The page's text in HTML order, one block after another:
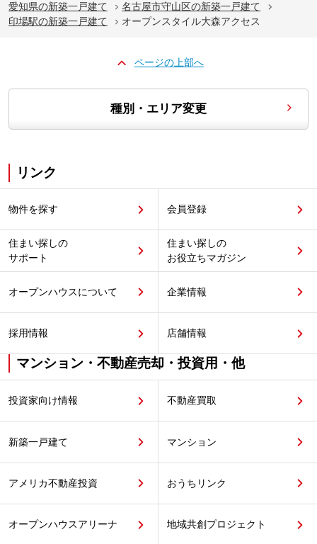
愛知県の新築一戸建て
名古屋市守山区の新築一戸建て
印場駅の新築一戸建て
オープンスタイル大森アクセス
ページの上部へ
種別・エリア変更
リンク
物件を探す 会員登録
住まい探しの
サポート
住まい探しの
お役立ちマガジン
オープンハウスについて 企業情報
採用情報 店舗情報
マンション・不動産売却・投資用・他
投資家向け情報 不動産買取
新築一戸建て マンション
アメリカ不動産投資 おうちリンク
オープンハウスアリーナ 地域共創プロジェクト